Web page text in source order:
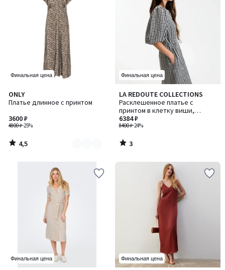
Финальная цена
ONLY
Платье длинное с принтом
4800 ₽-25%
3600 ₽
4,5
/ 5
Количество
цветов:
2
4,5
/
Финальная цена
LA REDOUTE COLLECTIONS
Расклешенное платье c
принтом в клетку виши,
короткие рукава-баллоны
8400 ₽-24%
6384 ₽
3
/
5
3
/
Финальная цена Финальная цена